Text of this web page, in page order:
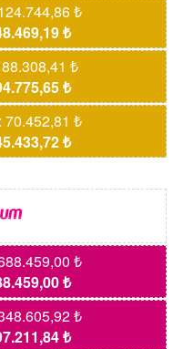
₺
₺
₺
₺
70.452,81 ₺
₺
₺
₺
₺
₺